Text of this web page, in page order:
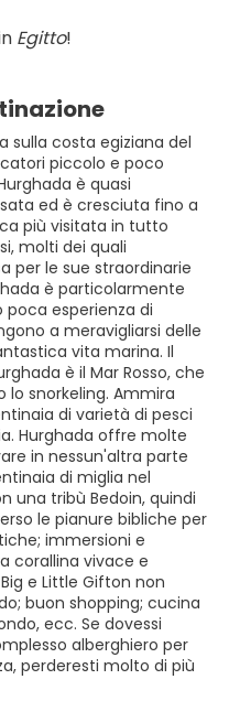
Egitto!
sulla costa egiziana del
piccolo e poco
è quasi
ed è cresciuta fino a
più visitata in tutto
molti dei quali
per le sue straordinarie
è particolarmente
esperienza di
a meravigliarsi delle
vita marina. Il
è il Mar Rosso, che
snorkeling. Ammira
di varietà di pesci
Hurghada offre molte
in nessun'altra parte
di miglia nel
una tribù Bedoin, quindi
le pianure bibliche per
immersioni e
corallina vivace e
e Little Gifton non
buon shopping; cucina
ecc. Se dovessi
alberghiero per
perderesti molto di più